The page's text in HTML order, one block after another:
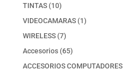
TINTAS 1010
productos
VIDEOCAMARAS 11
WIRELESS 77
productos
Accesorios 6565
productos
ACCESORIOS COMPUTADORES